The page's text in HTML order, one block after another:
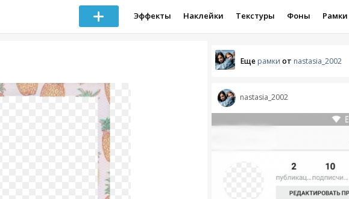
Эффекты Наклейки Текстуры Фоны Рамки
Еще рамки от nastasia_2002
nastasia_2002